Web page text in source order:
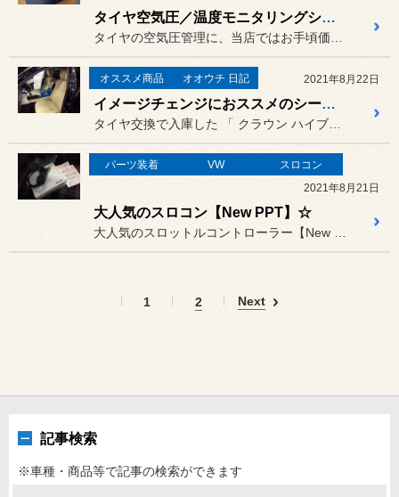
タイヤ空気圧／温度モニタリングシステムで運転に安心をプラス。
オススメ商品 オオウチ 日記 2021年8月22日
イメージチェンジにおススメのシートカバー！
パーツ装着 VW
スロコン
2021年8月21日
大人気のスロコン【New PPT】☆
1 2 Next
記事検索
※車種・商品等で記事の検索ができます